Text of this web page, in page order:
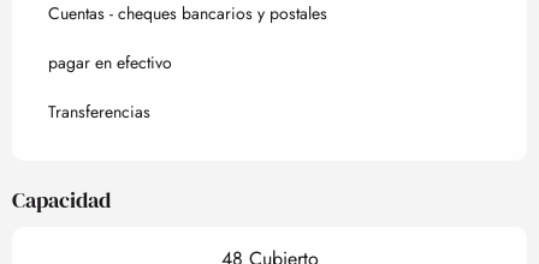
Cuentas - cheques bancarios y postales
pagar en efectivo
Transferencias
Capacidad